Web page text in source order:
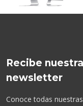
Recibe nuestra
newsletter
Conoce todas